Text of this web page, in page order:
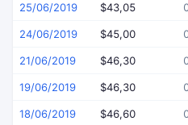
25/06/2019 $43,05
24/06/2019 $45,00
21/06/2019 $46,30
19/06/2019 $46,30
18/06/2019 $46,60